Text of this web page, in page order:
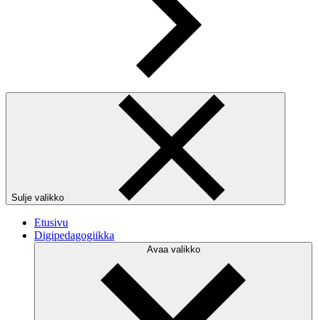
Sulje valikko
Etusivu
Digipedagogiikka
Avaa valikko